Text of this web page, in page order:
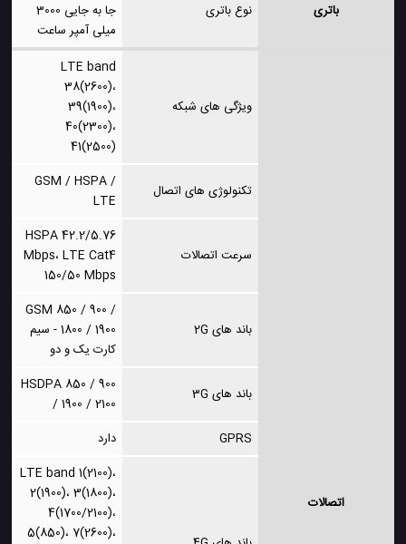
باتری نوع باتری
جا به جایی 3000
میلی آمپر ساعت
اتصالات
ویژگی های شبکه
LTE band
38(2600)،
39(1900)،
40(2300)،
41(2500)
تکنولوژی های اتصال
GSM / HSPA /
LTE
سرعت اتصالات
HSPA 42.2/5.76
Mbps، LTE Cat4
150/50 Mbps
باند های 2G
GSM 850 / 900 /
1800 / 1900 - سیم
کارت یک و دو
باند های 3G
HSDPA 850 / 900
/ 1900 / 2100
GPRS
دارد
LTE band 1(2100)،
2(1900)، 3(1800)،
4(1700/2100)،
5(850)، 7(2600)،